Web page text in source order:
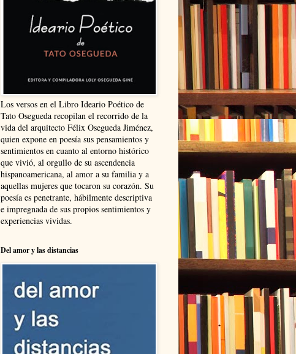
Los versos en el Libro Ideario Poético de
Tato Osegueda recopilan el recorrido de la
vida del arquitecto Félix Osegueda Jiménez,
quien expone en poesía sus pensamientos y
sentimientos en cuanto al entorno histórico
que vivió, al orgullo de su ascendencia
hispanoamericana, al amor a su familia y a
aquellas mujeres que tocaron su corazón. Su
poesía es penetrante, hábilmente descriptiva
e impregnada de sus propios sentimientos y
experiencias vividas.
Del amor y las distancias